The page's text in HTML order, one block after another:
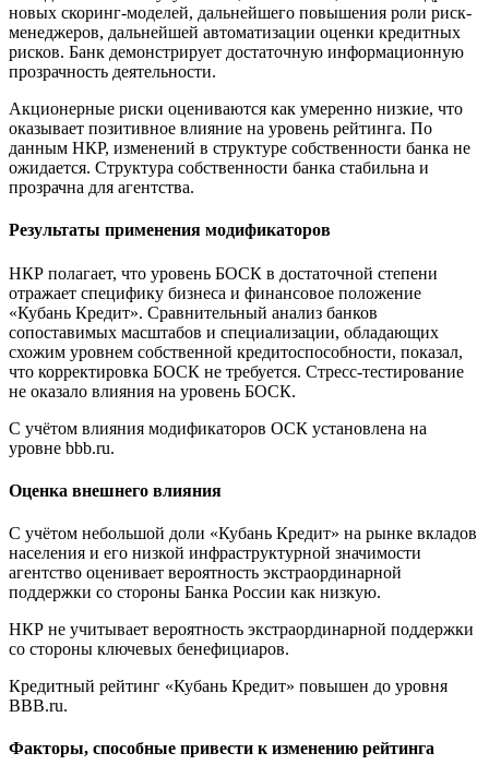
новых скоринг-моделей, дальнейшего повышения роли риск-
менеджеров, дальнейшей автоматизации оценки кредитных
рисков. Банк демонстрирует достаточную информационную
прозрачность деятельности.
Акционерные риски оцениваются как умеренно низкие, что
оказывает позитивное влияние на уровень рейтинга. По
данным НКР, изменений в структуре собственности банка не
ожидается. Структура собственности банка стабильна и
прозрачна для агентства.
Результаты применения модификаторов
НКР полагает, что уровень БОСК в достаточной степени
отражает специфику бизнеса и финансовое положение
«Кубань Кредит». Сравнительный анализ банков
сопоставимых масштабов и специализации, обладающих
схожим уровнем собственной кредитоспособности, показал,
что корректировка БОСК не требуется. Стресс-тестирование
не оказало влияния на уровень БОСК.
С учётом влияния модификаторов ОСК установлена на
уровне bbb.ru.
Оценка внешнего влияния
С учётом небольшой доли «Кубань Кредит» на рынке вкладов
населения и его низкой инфраструктурной значимости
агентство оценивает вероятность экстраординарной
поддержки со стороны Банка России как низкую.
НКР не учитывает вероятность экстраординарной поддержки
со стороны ключевых бенефициаров.
Кредитный рейтинг «Кубань Кредит» повышен до уровня
BBB.ru.
Факторы, способные привести к изменению рейтинга